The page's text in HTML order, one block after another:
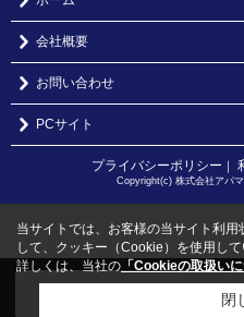
会社概要
お問い合わせ
PCサイト
プライバシーポリシー
Copyright(c) 株式会社アパ
こちらの物件をご覧の
当サイトでは、お客様の当サイト利
して、クッキー（Cookie）を使用して
詳しくは、当社の 「Cookieの取扱いに
閉